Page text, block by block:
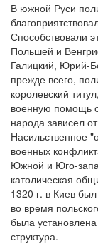
В южной Руси
Способствовали
Польшей и
Галицкий, Юрий-
прежде всего,
королевский
военную помощь
народа зависел
Насильственное
военных
Южной и Юго-
католическая
1320 г. в Киев
во время
была
структура.